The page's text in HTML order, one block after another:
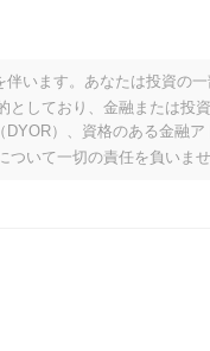
のようなパフォーマン
記録した全体の暗号市場を
一時的な遅れを示していま
います。あなたは投資の
としており、金融または投
）、資格のある金融ア
いて一切の責任を負いませ